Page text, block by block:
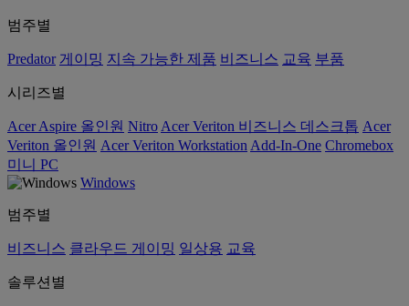
범주별
Predator 게이밍 지속 가능한 제품 비즈니스 교육 부품
시리즈별
Acer Aspire 올인원 Nitro Acer Veriton 비즈니스 데스크톱 Acer
Veriton 올인원 Acer Veriton Workstation Add-In-One Chromebox
미니 PC
Windows
범주별
비즈니스 클라우드 게이밍 일상용 교육
솔루션별